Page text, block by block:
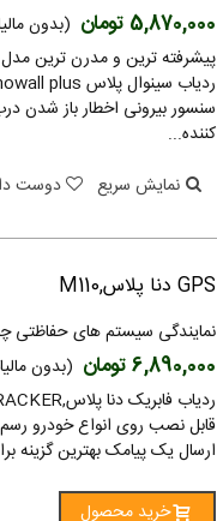
5,870,000 تومان
(بدون
پیشرفته ترین و مدرن ترین
سنسور بیرونی اخطار باز شدن
کننده...
نمایش سریع
دوست
GPS دنا پلاس,M110
نمایندگی سیستم های حفاظتی
6,890,000 تومان
(بدون
قابل نصب روی انواع خودرو رسم
ارسال یک پیامک بهترین
خرید محصول